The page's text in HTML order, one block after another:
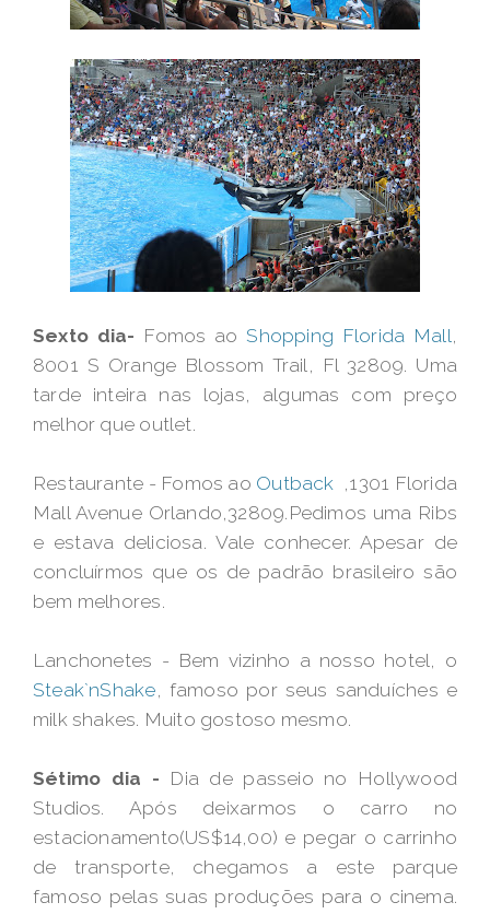
Sexto dia- Fomos aoShopping Florida Mall,
8001 S Orange Blossom Trail, Fl 32809. Uma
tarde inteira nas lojas, algumas com preço
melhor que outlet.
Restaurante - Fomos ao Outback ,1301 Florida
Mall Avenue Orlando,32809.Pedimos uma Ribs
e estava deliciosa. Vale conhecer. Apesar de
concluírmos que os de padrão brasileiro são
bem melhores.
Lanchonetes - Bem vizinho a nosso hotel, o
Steak`nShake, famoso por seus sanduíches e
milk shakes. Muito gostoso mesmo.
Sétimo dia - Dia de passeio no Hollywood
Studios. Após deixarmos o carro no
estacionamento(US$14,00) e pegar o carrinho
de transporte, chegamos a este parque
famoso pelas suas produções para o cinema.